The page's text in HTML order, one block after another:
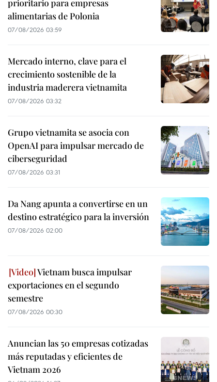
prioritario para empresas
alimentarias de Polonia
07/08/2026 03:59
Mercado interno, clave para el
crecimiento sostenible de la
industria maderera vietnamita
07/08/2026 03:32
Grupo vietnamita se asocia con
OpenAI para impulsar mercado de
ciberseguridad
07/08/2026 03:31
Da Nang apunta a convertirse en un
destino estratégico para la inversión
07/08/2026 02:00
Vietnam busca impulsar
exportaciones en el segundo
semestre
07/08/2026 00:30
Anuncian las 50 empresas cotizadas
más reputadas y eficientes de
Vietnam 2026